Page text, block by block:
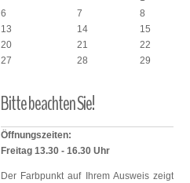
6
7 8
13
14 15
20
21 22
27
28 29
BittebeachtenSie!
Öffnungszeiten:
Freitag 13.30 - 16.30 Uhr
Der Farbpunkt auf Ihrem Ausweis zeigt